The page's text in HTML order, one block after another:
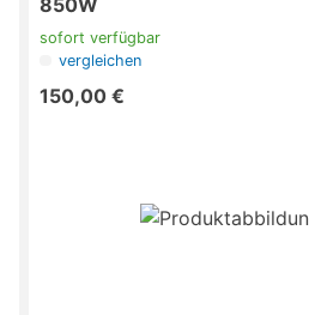
850W
sofort verfügbar
vergleichen
150,00 €